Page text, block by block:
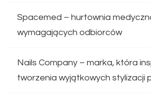
Spacemed – hurtownia
wymagających odbiorców
Nails Company – marka, która
tworzenia wyjątkowych stylizacji